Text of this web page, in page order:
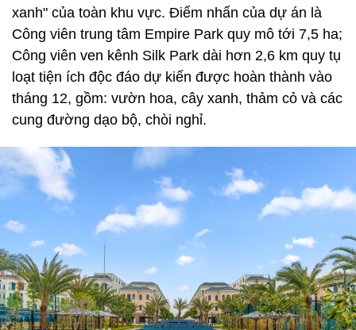
xanh" của toàn khu vực. Điểm nhấn của dự án là
Công viên trung tâm Empire Park quy mô tới 7,5 ha;
Công viên ven kênh Silk Park dài hơn 2,6 km quy tụ
loạt tiện ích độc đáo dự kiến được hoàn thành vào
tháng 12, gồm: vườn hoa, cây xanh, thảm cỏ và các
cung đường dạo bộ, chòi nghỉ.